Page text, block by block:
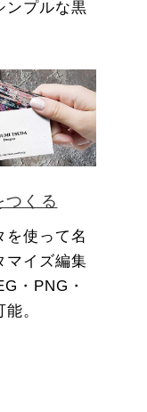
ンプルな黒
つくる
を使って名
マイズ編集
・PNG・
。